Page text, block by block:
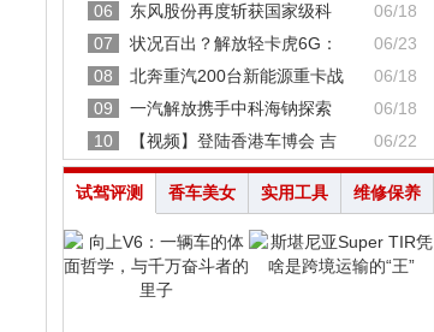
06
东风股份再度斩获国家级科
06/18
07
状况百出？解放轻卡虎6G：
06/23
08
北奔重汽200台新能源重卡战
06/18
09
一汽解放携手中科海钠探索
06/18
10
【视频】登陆香港车博会 吉 06/22
试驾评测 香车美女 实用工具 维修保养